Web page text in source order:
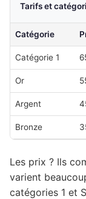
Tarifs et
Catégorie
Catégorie 1
Or
Argent
Bronze
Les prix ? Ils
varient
catégories 1 et